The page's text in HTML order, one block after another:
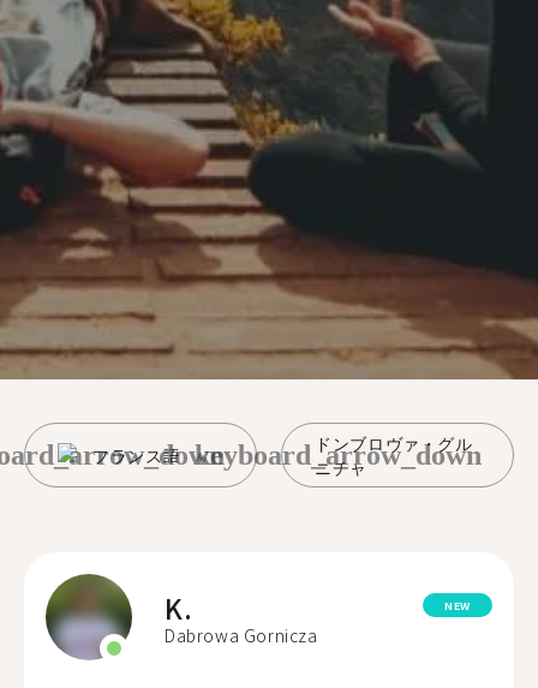
フランス語
ドンブロヴァ・グル
ニチャ
keyboard_arrow_down
K.
Dabrowa Gornicza
NEW